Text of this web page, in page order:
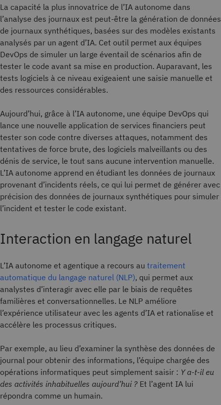
La capacité la plus innovatrice de l’IA autonome dans
l’analyse des journaux est peut-être la génération de données
de journaux synthétiques, basées sur des modèles existants
analysés par un agent d’IA. Cet outil permet aux équipes
DevOps de simuler un large éventail de scénarios afin de
tester le code avant sa mise en production. Auparavant, les
tests logiciels à ce niveau exigeaient une saisie manuelle et
des ressources considérables.
Aujourd’hui, grâce à l’IA autonome, une équipe DevOps qui
lance une nouvelle application de services financiers peut
tester son code contre diverses attaques, notamment des
tentatives de force brute, des logiciels malveillants ou des
dénis de service, le tout sans aucune intervention manuelle.
L’IA autonome apprend en étudiant les données de journaux
provenant d’incidents réels, ce qui lui permet de générer avec
précision des données de journaux synthétiques pour simuler
l’incident et tester le code existant.
Interaction en langage naturel
L’IA autonome et agentique a recours au traitement
automatique du langage naturel (NLP), qui permet aux
analystes d’interagir avec elle par le biais de requêtes
familières et conversationnelles. Le NLP améliore
l’expérience utilisateur avec les agents d’IA et rationalise et
accélère les processus critiques.
Par exemple, au lieu d’examiner la synthèse des données de
journal pour obtenir des informations, l’équipe chargée des
opérations informatiques peut simplement saisir : Y a-t-il eu
des activités inhabituelles aujourd’hui ? Et l’agent IA lui
répondra comme un humain.